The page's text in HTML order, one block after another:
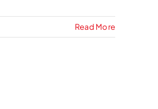
Read More